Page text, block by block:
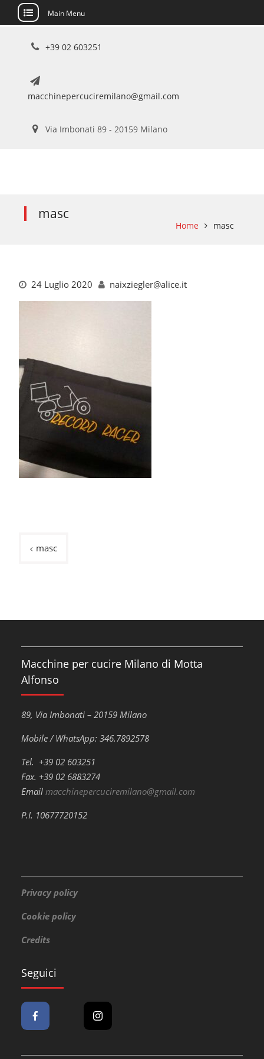
Main Menu
+39 02 603251
macchinepercuciremilano@gmail.com
Via Imbonati 89 - 20159 Milano
masc
Home masc
24 Luglio 2020 naixziegler@alice.it
masc
Macchine per cucire Milano di Motta
Alfonso
89, Via Imbonati – 20159 Milano
Mobile / WhatsApp: 346.7892578
Tel. +39 02 603251
Fax. +39 02 6883274
Emailmacchinepercuciremilano@gmail.com
P.I. 10677720152
Privacy policy
Cookie policy
Credits
Seguici